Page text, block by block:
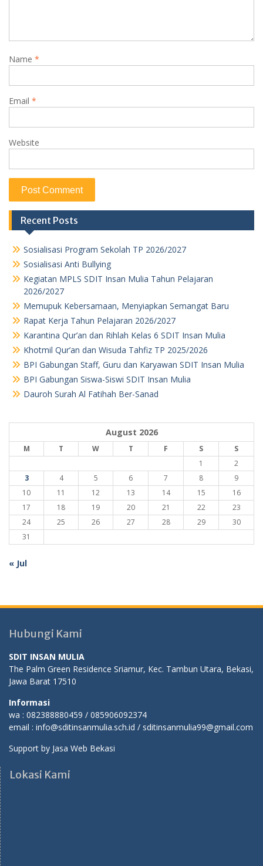
Name *
Email *
Website
Recent Posts
Sosialisasi Program Sekolah TP 2026/2027
Sosialisasi Anti Bullying
Kegiatan MPLS SDIT Insan Mulia Tahun Pelajaran
2026/2027
Memupuk Kebersamaan, Menyiapkan Semangat Baru
Rapat Kerja Tahun Pelajaran 2026/2027
Karantina Qur’an dan Rihlah Kelas 6 SDIT Insan Mulia
Khotmil Qur’an dan Wisuda Tahfiz TP 2025/2026
BPI Gabungan Staff, Guru dan Karyawan SDIT Insan Mulia
BPI Gabungan Siswa-Siswi SDIT Insan Mulia
Dauroh Surah Al Fatihah Ber-Sanad
August 2026
M T W T F S
S
1
2
3
4 5 6 7 8
9
10
11 12 13 14 15
16
17
18 19 20 21 22
23
24
25 26 27 28 29
30
31
« Jul
Hubungi Kami
SDIT INSAN MULIA
The Palm Green Residence Sriamur, Kec. Tambun Utara, Bekasi,
Jawa Barat 17510
Informasi
wa : 082388880459 / 085906092374
email : info@sditinsanmulia.sch.id / sditinsanmulia99@gmail.com
Support by Jasa Web Bekasi
Lokasi Kami